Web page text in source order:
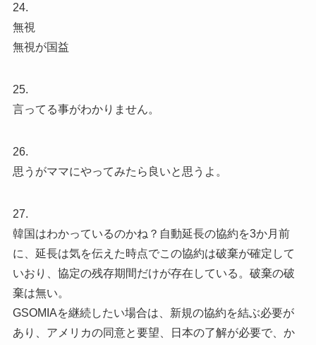
24.
無視
無視が国益
25.
言ってる事がわかりません。
26.
思うがママにやってみたら良いと思うよ。
27.
韓国はわかっているのかね？自動延長の協約を3か月前
に、延長は気を伝えた時点でこの協約は破棄が確定して
いおり、協定の残存期間だけが存在している。破棄の破
棄は無い。
GSOMIAを継続したい場合は、新規の協約を結ぶ必要が
あり、アメリカの同意と要望、日本の了解が必要で、か